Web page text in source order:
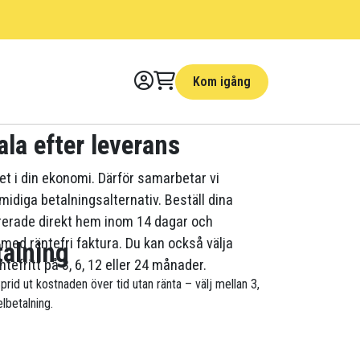
Kom igång
efter leverans
i din ekonomi. Därför samarbetar vi
betalningsalternativ. Beställ dina
direkt hem inom 14 dagar och
räntefri faktura. Du kan också välja
på 3, 6, 12 eller 24 månader.
ut kostnaden över tid utan ränta – välj mellan 3,